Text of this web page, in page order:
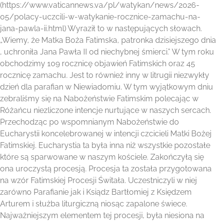
(https://www.vaticannews.va/pl/watykan/news/2026-
05/polacy-uczcili-w-watykanie-rocznice-zamachu-na-
jana-pawla-ii.html) Wyraził to w następujących słowach.
„Wiemy, że Matka Boża Fatimska, patronka dzisiejszego dnia
, uchroniła Jana Pawła II od niechybnej śmierci.” W tym roku
obchodzimy 109 rocznicę objawień Fatimskich oraz 45
rocznicę zamachu. Jest to również inny w litrugii niezwykły
dzień dla parafian w Niewiadomiu. W tym wyjątkowym dniu
zebraliśmy się na Nabożeństwie Fatimskim polecając w
Różańcu niezliczone intencje nurtujące w naszych sercach.
Przechodząc po wspomnianym Nabożeństwie do
Eucharystii koncelebrowanej w intencji czcicieli Matki Bożej
Fatimskiej. Eucharystia ta była inna niż wszystkie pozostałe
które są sparwowane w naszym kościele. Zakończyłą się
ona uroczystą procesją. Procesja ta została przygotowana
na wzór Fatimskiej Procesji Świtała. Uczestniczyli w niej
zarówno Parafianie jak i Ksiądz Bartłomiej z Księdzem
Arturem i służba liturgiczną niosąc zapalone świece.
Najważniejszym elementem tej procesji, była niesiona na